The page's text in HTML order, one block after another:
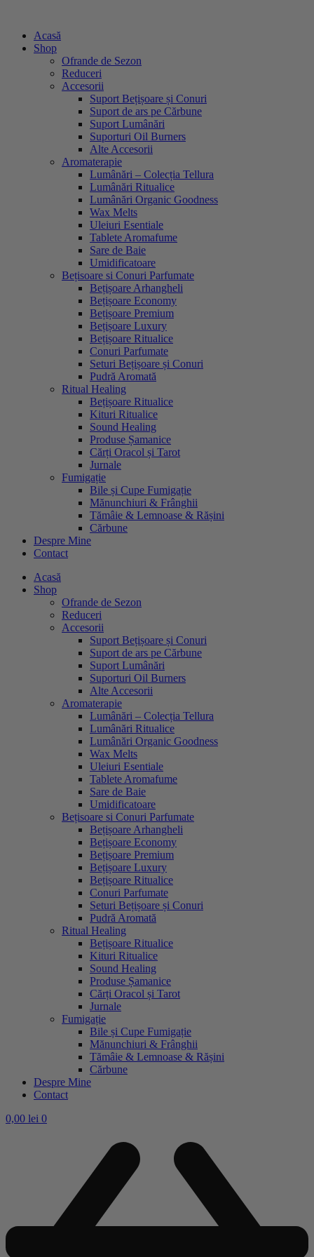
conținutAcasă
Shop
Ofrande de Sezon
Reduceri
Accesorii
Suport Bețișoare și Conuri
Suport de ars pe Cărbune
Suport Lumânări
Suporturi Oil Burners
Alte Accesorii
Aromaterapie
Lumânări – Colecția Tellura
Lumânări Ritualice
Lumânări Organic Goodness
Wax Melts
Uleiuri Esentiale
Tablete Aromafume
Sare de Baie
Umidificatoare
Bețisoare si Conuri Parfumate
Bețișoare Arhangheli
Bețișoare Economy
Bețișoare Premium
Bețișoare Luxury
Bețișoare Ritualice
Conuri Parfumate
Seturi Bețișoare și Conuri
Pudră Aromată
Ritual Healing
Bețișoare Ritualice
Kituri Ritualice
Sound Healing
Produse Șamanice
Cărți Oracol și Tarot
Jurnale
Fumigație
Bile și Cupe Fumigație
Mănunchiuri & Frânghii
Tămâie & Lemnoase & Rășini
Cărbune
Despre Mine
Contact
Acasă
Shop
Ofrande de Sezon
Reduceri
Accesorii
Suport Bețișoare și Conuri
Suport de ars pe Cărbune
Suport Lumânări
Suporturi Oil Burners
Alte Accesorii
Aromaterapie
Lumânări – Colecția Tellura
Lumânări Ritualice
Lumânări Organic Goodness
Wax Melts
Uleiuri Esentiale
Tablete Aromafume
Sare de Baie
Umidificatoare
Bețisoare si Conuri Parfumate
Bețișoare Arhangheli
Bețișoare Economy
Bețișoare Premium
Bețișoare Luxury
Bețișoare Ritualice
Conuri Parfumate
Seturi Bețișoare și Conuri
Pudră Aromată
Ritual Healing
Bețișoare Ritualice
Kituri Ritualice
Sound Healing
Produse Șamanice
Cărți Oracol și Tarot
Jurnale
Fumigație
Bile și Cupe Fumigație
Mănunchiuri & Frânghii
Tămâie & Lemnoase & Rășini
Cărbune
Despre Mine
Contact
0,00 lei 0